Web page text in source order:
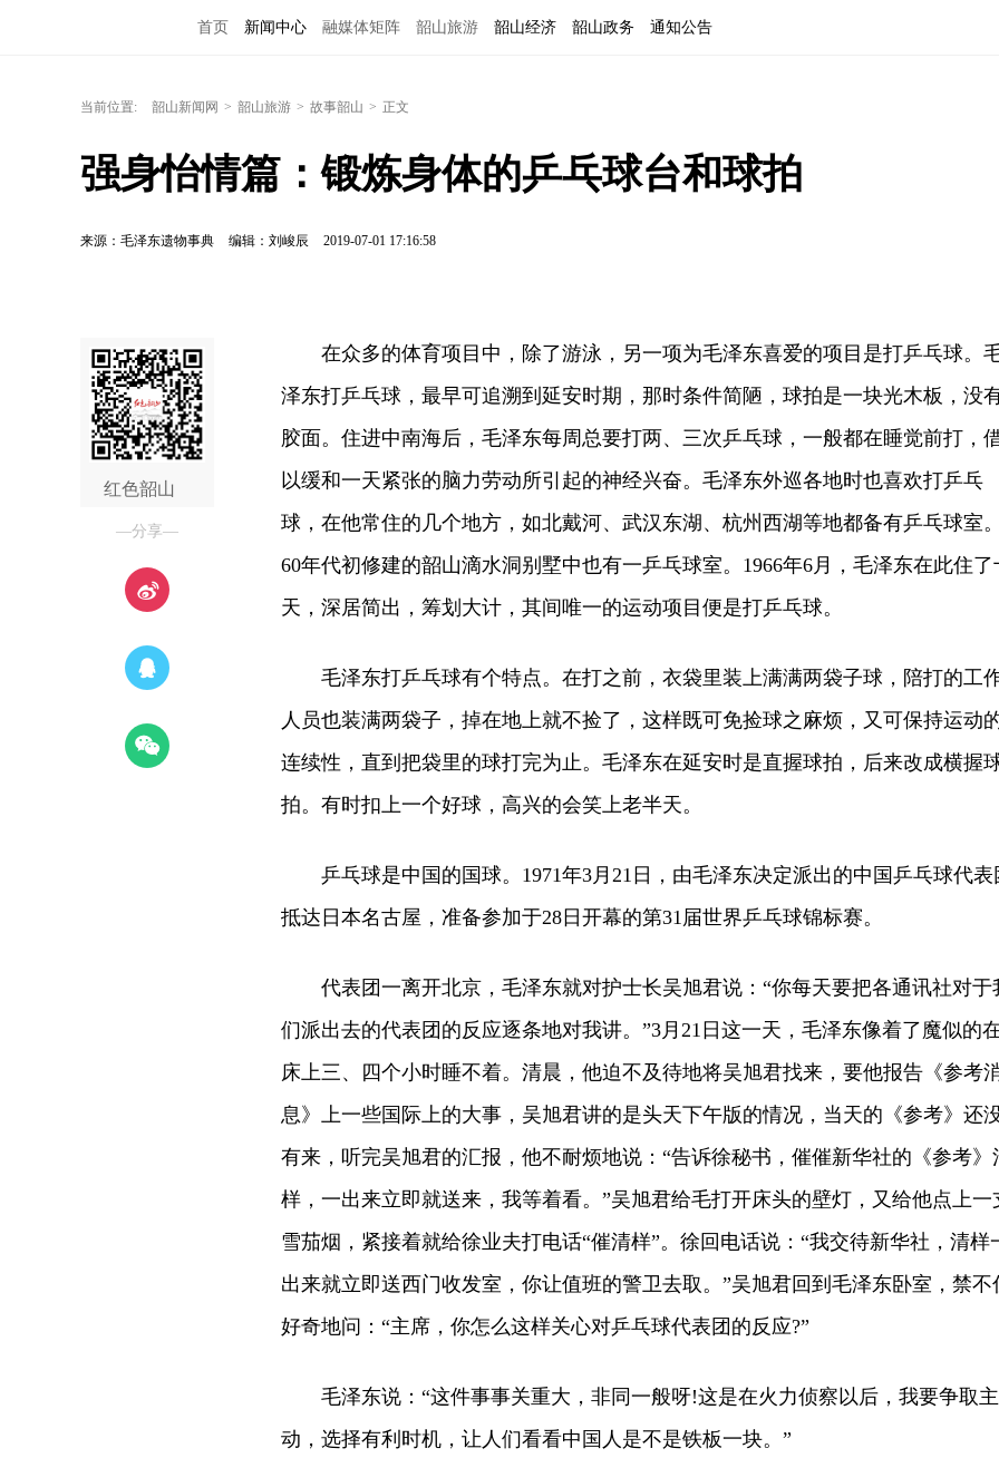
首页 新闻中心 融媒体矩阵 韶山旅游 韶山经济 韶山政务 通知公告
当前位置: 韶山新闻网 > 韶山旅游 > 故事韶山 > 正文
强身怡情篇：锻炼身体的乒乓球台和球拍
来源：毛泽东遗物事典 编辑：刘峻辰 2019-07-01 17:16:58
红色韶山
—分享—
在众多的体育项目中，除了游泳，另一项为毛泽东喜爱的项目是打乒乓球。
泽东打乒乓球，最早可追溯到延安时期，那时条件简陋，球拍是一块光木板，没
胶面。住进中南海后，毛泽东每周总要打两、三次乒乓球，一般都在睡觉前打，
以缓和一天紧张的脑力劳动所引起的神经兴奋。毛泽东外巡各地时也喜欢打乒乓
球，在他常住的几个地方，如北戴河、武汉东湖、杭州西湖等地都备有乒乓球室。
60年代初修建的韶山滴水洞别墅中也有一乒乓球室。1966年6月，毛泽东在此住了
天，深居简出，筹划大计，其间唯一的运动项目便是打乒乓球。
毛泽东打乒乓球有个特点。在打之前，衣袋里装上满满两袋子球，陪打的工
人员也装满两袋子，掉在地上就不捡了，这样既可免捡球之麻烦，又可保持运动
连续性，直到把袋里的球打完为止。毛泽东在延安时是直握球拍，后来改成横握
拍。有时扣上一个好球，高兴的会笑上老半天。
乒乓球是中国的国球。1971年3月21日，由毛泽东决定派出的中国乒乓球代表
抵达日本名古屋，准备参加于28日开幕的第31届世界乒乓球锦标赛。
代表团一离开北京，毛泽东就对护士长吴旭君说：“你每天要把各通讯社对于
们派出去的代表团的反应逐条地对我讲。”3月21日这一天，毛泽东像着了魔似的
床上三、四个小时睡不着。清晨，他迫不及待地将吴旭君找来，要他报告《参考
息》上一些国际上的大事，吴旭君讲的是头天下午版的情况，当天的《参考》还
有来，听完吴旭君的汇报，他不耐烦地说：“告诉徐秘书，催催新华社的《参考》
样，一出来立即就送来，我等着看。”吴旭君给毛打开床头的壁灯，又给他点上一
雪茄烟，紧接着就给徐业夫打电话“催清样”。徐回电话说：“我交待新华社，清样
出来就立即送西门收发室，你让值班的警卫去取。”吴旭君回到毛泽东卧室，禁不
好奇地问：“主席，你怎么这样关心对乒乓球代表团的反应?”
毛泽东说：“这件事事关重大，非同一般呀!这是在火力侦察以后，我要争取主
动，选择有利时机，让人们看看中国人是不是铁板一块。”